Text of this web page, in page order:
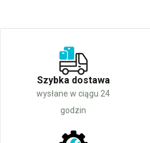
Szybka dostawa
wysłane w ciągu 24
godzin